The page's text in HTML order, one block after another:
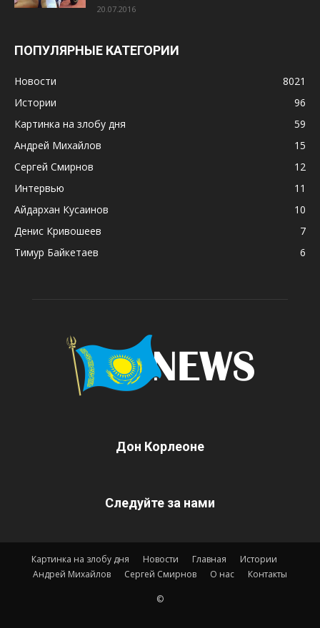
20.07.2016
ПОПУЛЯРНЫЕ КАТЕГОРИИ
Новости
8021
Истории
96
Картинка на злобу дня
59
Андрей Михайлов
15
Сергей Смирнов
12
Интервью
11
Айдархан Кусаинов
10
Денис Кривошеев
7
Тимур Байкетаев
6
Дон Корлеоне
Следуйте за нами
Картинка на злобу дня Новости Главная
Истории
Андрей Михайлов
Сергей Смирнов О нас Контакты
©